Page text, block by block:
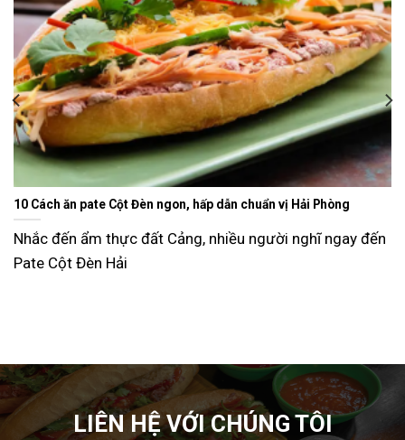
ngay đến
Ăn gì ngày Tết sao cho đỡ ngán và lạ miệng? Gợi ý 15
Tết Nguyên Đán là dịp sum vầy, nhưng cũng là
LIÊN HỆ VỚI CHÚNG TÔI